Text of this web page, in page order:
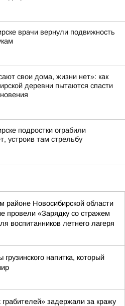
врачи вернули подвижность
свои дома, жизни нет»: как
деревни пытаются спасти
подростки ограбили
устроив там стрельбу
районе Новосибирской области
провели «Зарядку со стражем
воспитанников летнего лагеря
грузинского напитка, который
задержали за кражу